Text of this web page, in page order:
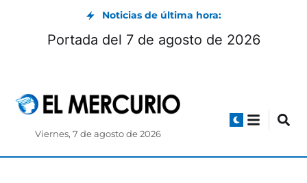
Noticias de última hora:
Portada del 7 de agosto de 2026
Viernes, 7 de agosto de 2026